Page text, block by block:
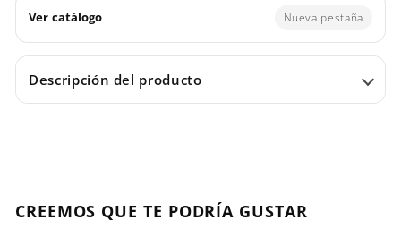
Ver catálogo Nueva pestaña
Descripción del producto
CREEMOS QUE TE PODRÍA GUSTAR